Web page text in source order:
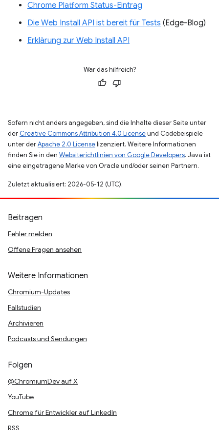
Chrome Platform Status-Eintrag
Die Web Install API ist bereit für Tests (Edge-Blog)
Erklärung zur Web Install API
War das hilfreich?
Sofern nicht anders angegeben, sind die Inhalte dieser Seite unter
der Creative Commons Attribution 4.0 Licenseund Codebeispiele
unter derApache 2.0 Licenselizenziert. Weitere Informationen
finden Sie in den Websiterichtlinien von Google Developers. Java ist
eine eingetragene Marke von Oracle und/oder seinen Partnern.
Zuletzt aktualisiert: 2026-05-12 (UTC).
Beitragen
Fehler melden
Offene Fragen ansehen
Weitere Informationen
Chromium-Updates
Fallstudien
Archivieren
Podcasts und Sendungen
Folgen
@ChromiumDev auf X
YouTube
Chrome für Entwickler auf LinkedIn
RSS